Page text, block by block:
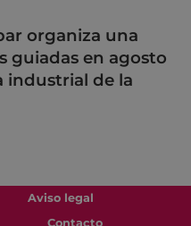
organiza una
guiadas en agosto
industrial de la
Aviso legal
Contacto